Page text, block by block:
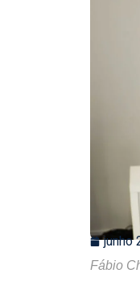
junho
Fábio